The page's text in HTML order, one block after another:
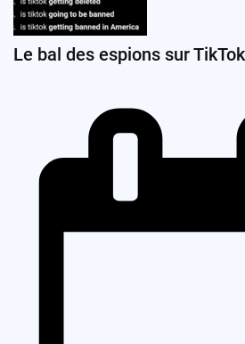
Le bal des espions sur TikTok